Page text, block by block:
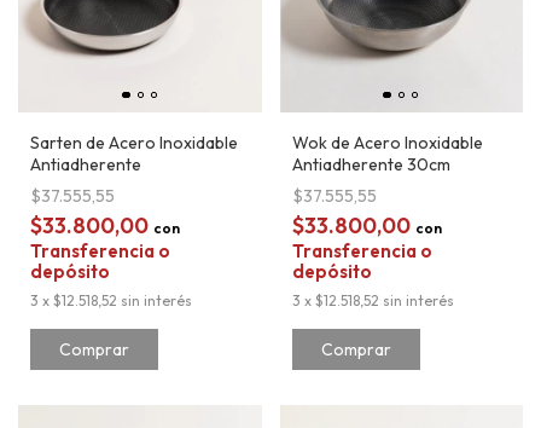
Sarten de Acero Inoxidable
Antiadherente
$37.555,55
$33.800,00 con
Transferencia o
depósito
3 x $12.518,52 sin interés
Comprar
Wok de Acero Inoxidable
Antiadherente 30cm
$37.555,55
$33.800,00 con
Transferencia o
depósito
3 x $12.518,52 sin interés